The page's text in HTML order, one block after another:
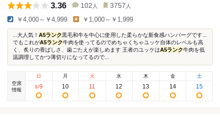
3.36 102 人 3757 人
￥4,000～￥4,999 ￥1,000～￥1,999
...大人気！ A5ランク黒毛和牛を中心に使用した柔らかな新食感ハンバーグです...
でもこれがA5ランク牛肉を使ってるのでめちゃくちゃユッケ自体のレベルも高
く、炙りの香ばしさ、歯ごたえが楽しめます 王者のユッケはA5ランク牛肉を低
温調理してかつ薄切りになってるので...
空席
情報
日
8/9
月
10
火
11
水
12
木
13
金
14
土
15